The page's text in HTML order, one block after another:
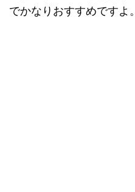
でかなりおすすめですよ。